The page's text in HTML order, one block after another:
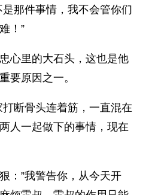
那件事情，我不会管你们
！”
心里的大石头，这也是他
要原因之一。
断骨头连着筋，一直混在
人一起做下的事情，现在
：”我警告你，从今天开